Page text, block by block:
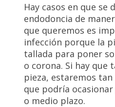
Hay casos en que se
endodoncia de
que queremos es
infección porque la
tallada para poner
o corona. Si hay que
pieza, estaremos
que podría
o medio plazo.